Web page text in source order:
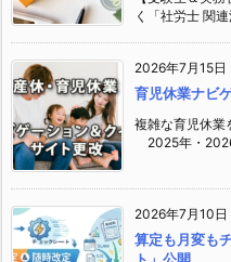
く「社労士 関
2026年7月15日
育児休業ナビ
複雑な育児休業
2025年・
2026年7月10日
算定も月変も